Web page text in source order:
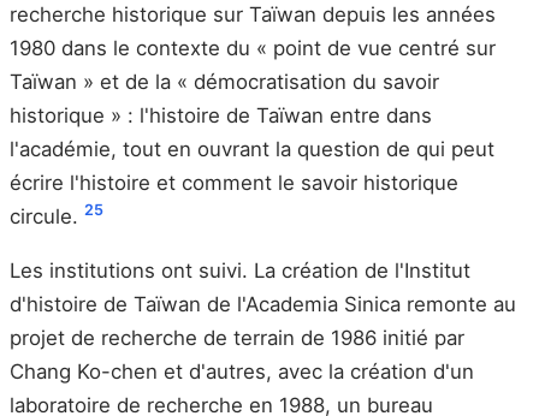
recherche historique sur Taïwan depuis les années
1980 dans le contexte du « point de vue centré sur
Taïwan » et de la « démocratisation du savoir
historique » : l'histoire de Taïwan entre dans
l'académie, tout en ouvrant la question de qui peut
écrire l'histoire et comment le savoir historique
circule. 25
Les institutions ont suivi. La création de l'Institut
d'histoire de Taïwan de l'Academia Sinica remonte au
projet de recherche de terrain de 1986 initié par
Chang Ko-chen et d'autres, avec la création d'un
laboratoire de recherche en 1988, un bureau